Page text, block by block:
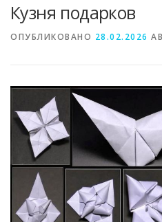
МЕТАЛЛЫ И ОКРУЖАЮЩАЯ
СВОЙСТВА МЕТАЛЛОВ
СТАТЬИ
Кузня подарков
ОПУБЛИКОВАНО 28.02.2026